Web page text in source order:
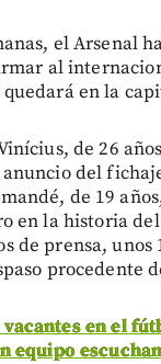
el Arsenal
al
en la
de 26
anuncio del
de 19
en la historia
de prensa, unos
procedente
vacantes en el
equipo